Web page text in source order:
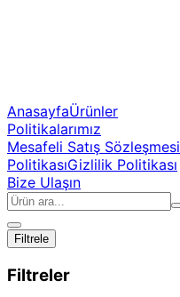
AnasayfaÜrünler
Politikalarımız
Mesafeli Satış Sözleşmesi
PolitikasıGizlilik Politikası
Bize Ulaşın
Filtrele
Filtreler